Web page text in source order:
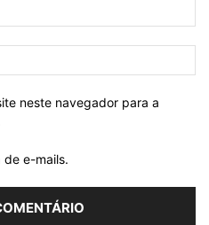
neste navegador para a
de e-mails.